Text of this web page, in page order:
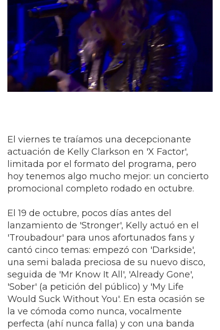
El viernes te traíamos una decepcionante
actuación de Kelly Clarkson en 'X Factor',
limitada por el formato del programa, pero
hoy tenemos algo mucho mejor: un concierto
promocional completo rodado en octubre.
El 19 de octubre, pocos días antes del
lanzamiento de 'Stronger', Kelly actuó en el
'Troubadour' para unos afortunados fans y
cantó cinco temas: empezó con 'Darkside',
una semi balada preciosa de su nuevo disco,
seguida de 'Mr Know It All', 'Already Gone',
'Sober' (a petición del público) y 'My Life
Would Suck Without You'. En esta ocasión se
la ve cómoda como nunca, vocalmente
perfecta (ahí nunca falla) y con una banda